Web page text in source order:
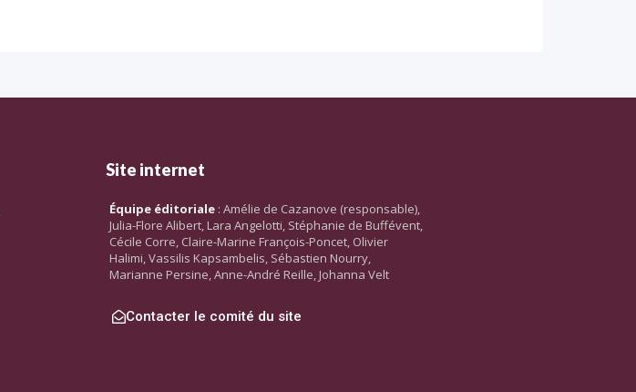
Site internet
Équipe éditoriale : Amélie de Cazanove (responsable),
Julia-Flore Alibert, Lara Angelotti, Stéphanie de Buffévent,
Cécile Corre, Claire-Marine François-Poncet, Olivier
Halimi, Vassilis Kapsambelis, Sébastien Nourry,
Marianne Persine, Anne-André Reille, Johanna Velt
Contacter le comité du site